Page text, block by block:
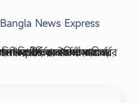
Bangla News Express